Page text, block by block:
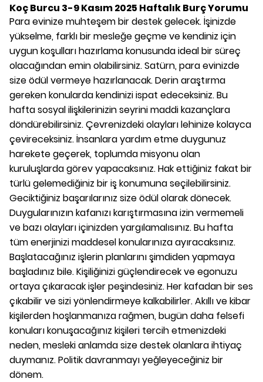
Koç Burcu 3-9 Kasım 2025 Haftalık Burç Yorumu
Para evinize muhteşem bir destek gelecek. İşinizde
yükselme, farklı bir mesleğe geçme ve kendiniz için
uygun koşulları hazırlama konusunda ideal bir süreç
olacağından emin olabilirsiniz. Satürn, para evinizde
size ödül vermeye hazırlanacak. Derin araştırma
gereken konularda kendinizi ispat edeceksiniz. Bu
hafta sosyal ilişkilerinizin seyrini maddi kazançlara
döndürebilirsiniz. Çevrenizdeki olayları lehinize kolayca
çevireceksiniz. İnsanlara yardım etme duygunuz
harekete geçerek, toplumda misyonu olan
kuruluşlarda görev yapacaksınız. Hak ettiğiniz fakat bir
türlü gelemediğiniz bir iş konumuna seçilebilirsiniz.
Geciktiğiniz başarılarınız size ödül olarak dönecek.
Duygularınızın kafanızı karıştırmasına izin vermemeli
ve bazı olayları içinizden yargılamalısınız. Bu hafta
tüm enerjinizi maddesel konularınıza ayıracaksınız.
Başlatacağınız işlerin planlarını şimdiden yapmaya
başladınız bile. Kişiliğinizi güçlendirecek ve egonuzu
ortaya çıkaracak işler peşindesiniz. Her kafadan bir ses
çıkabilir ve sizi yönlendirmeye kalkabilirler. Akıllı ve kibar
kişilerden hoşlanmanıza rağmen, bugün daha felsefi
konuları konuşacağınız kişileri tercih etmenizdeki
neden, mesleki anlamda size destek olanlara ihtiyaç
duymanız. Politik davranmayı yeğleyeceğiniz bir
dönem.